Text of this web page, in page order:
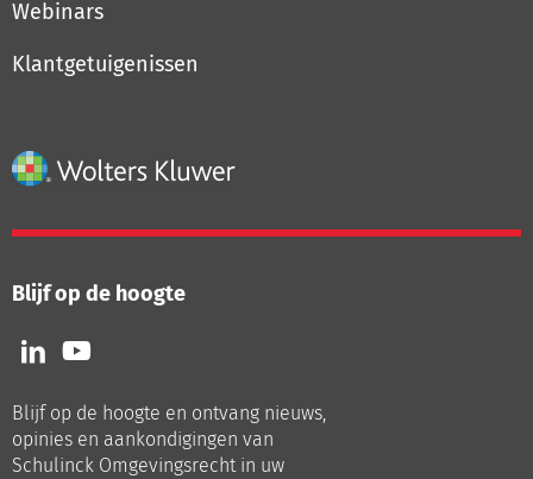
Webinars
Klantgetuigenissen
Blijf op de hoogte
Volg
ons
LinkedIn
Volg
ons
Youtube
Blijf op de hoogte en ontvang nieuws,
opinies en aankondigingen van
Schulinck Omgevingsrecht in uw